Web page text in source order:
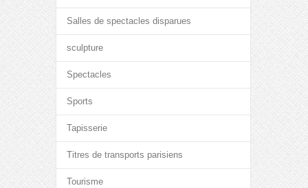
Salles de spectacles disparues
sculpture
Spectacles
Sports
Tapisserie
Titres de transports parisiens
Tourisme